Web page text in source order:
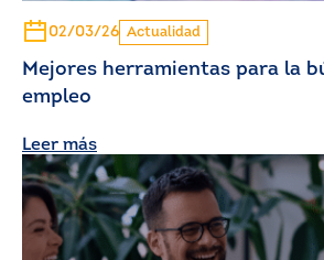
02/03/26 Actualidad
Mejores herramientas para la
empleo
Leer más